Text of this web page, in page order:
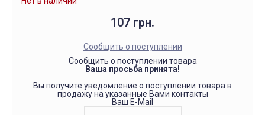
107 грн.
Сообщить о поступлении
Сообщить о поступлении товара
Ваша просьба принята!
Вы получите уведомление о поступлении товара в
продажу на указанные Вами контакты
Ваш E-Mail